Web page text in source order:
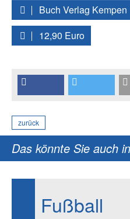
Buch Verlag Kempen
12,90 Euro
zurück
Das könnte Sie auch
Fußball